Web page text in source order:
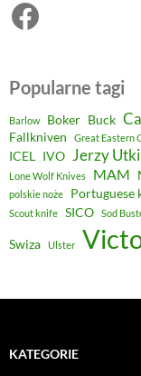
Facebook
Popularne tagi
Barlow Boker Buck
Fallkniven Great Eastern
ICEL IVO Jerzy
Lone Wolf Knives
MAM
polskie noże Portuguese
Scout knife SICO Sod
Swiza Ulster
KATEGORIE